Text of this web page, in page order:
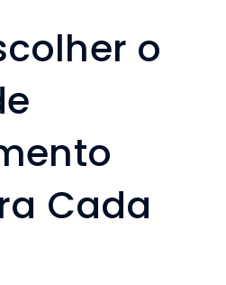
o
Cada